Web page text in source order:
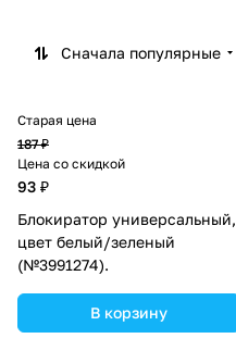
Сначала популярные
Старая цена
187 ₽
Цена со скидкой
93 ₽
Блокиратор универсальный,
цвет белый/зеленый
(№3991274).
В корзину